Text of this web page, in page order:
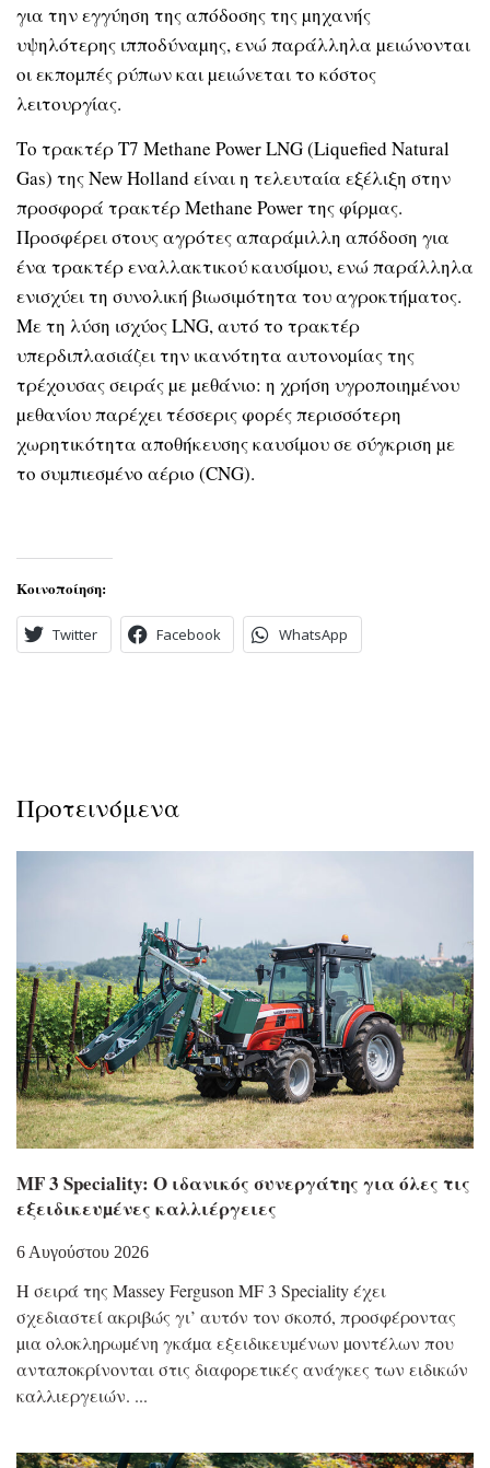
για την εγγύηση της απόδοσης της µηχανής
υψηλότερης ιπποδύναµης, ενώ παράλληλα µειώνονται
οι εκποµπές ρύπων και µειώνεται το κόστος
λειτουργίας.
Το τρακτέρ T7 Methane Power LNG (Liquefied Natural
Gas) της New Holland είναι η τελευταία εξέλιξη στην
προσφορά τρακτέρ Methane Power της φίρµας.
Προσφέρει στους αγρότες απαράµιλλη απόδοση για
ένα τρακτέρ εναλλακτικού καυσίµου, ενώ παράλληλα
ενισχύει τη συνολική βιωσιµότητα του αγροκτήµατος.
Με τη λύση ισχύος LNG, αυτό το τρακτέρ
υπερδιπλασιάζει την ικανότητα αυτονοµίας της
τρέχουσας σειράς µε µεθάνιο: η χρήση υγροποιηµένου
µεθανίου παρέχει τέσσερις φορές περισσότερη
χωρητικότητα αποθήκευσης καυσίµου σε σύγκριση µε
το συµπιεσµένο αέριο (CNG).
Κοινοποίηση:
Twitter Facebook WhatsApp
Προτεινόμενα
MF 3 Speciality: Ο ιδανικός συνεργάτης για όλες τις
εξειδικευµένες καλλιέργειες
6 Αυγούστου 2026
Η σειρά της Massey Ferguson MF 3 Speciality έχει
σχεδιαστεί ακριβώς γι’ αυτόν τον σκοπό, προσφέροντας
µια ολοκληρωµένη γκάµα εξειδικευµένων µοντέλων που
ανταποκρίνονται στις διαφορετικές ανάγκες των ειδικών
καλλιεργειών.